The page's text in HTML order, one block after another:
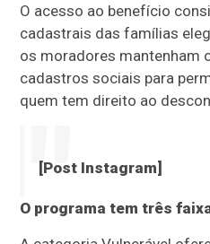
O acesso ao benefício
cadastrais das famílias
os moradores mantenham
cadastros sociais para
quem tem direito ao
[Post Instagram]
O programa tem três